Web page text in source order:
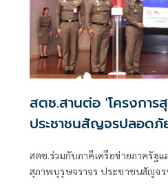
สตช.สานต่อ 'โครงการ
สตช.ร่วมกับภาคีเครือข่ายภาครัฐแ
สุภาพบุรุษจราจร ประชาชนสัญจรปลอดภัย' ต่อ